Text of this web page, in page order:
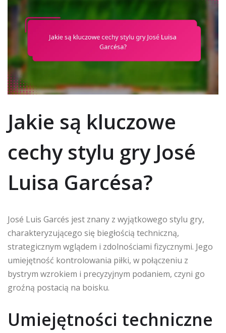
Jakie są kluczowe
cechy stylu gry José
Luisa Garcésa?
José Luis Garcés jest znany z wyjątkowego stylu gry,
charakteryzującego się biegłością techniczną,
strategicznym wglądem i zdolnościami fizycznymi. Jego
umiejętność kontrolowania piłki, w połączeniu z
bystrym wzrokiem i precyzyjnym podaniem, czyni go
groźną postacią na boisku.
Umiejętności techniczne